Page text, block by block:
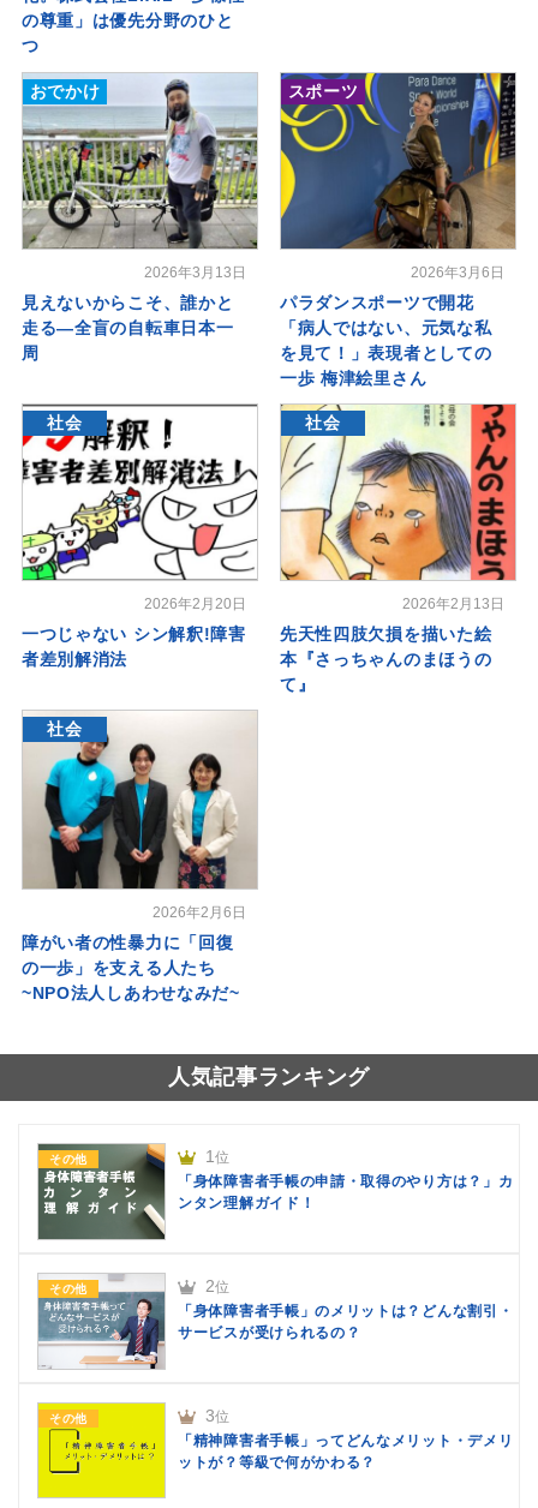
の尊重」は優先分野のひと
つ
おでかけ
2026年3月13日
見えないからこそ、誰かと
走る―全盲の自転車日本一
周
スポーツ
2026年3月6日
パラダンスポーツで開花
「病人ではない、元気な私
を見て！」表現者としての
一歩 梅津絵里さん
社会
2026年2月20日
一つじゃない シン解釈!障害
者差別解消法
社会
2026年2月13日
先天性四肢欠損を描いた絵
本『さっちゃんのまほうの
て』
社会
2026年2月6日
障がい者の性暴力に「回復
の一歩」を支える人たち
~NPO法人しあわせなみだ~
人気記事ランキング
その他 1 位
「身体障害者手帳の申請・取得のやり方は？」カ
ンタン理解ガイド！
その他 2位
「身体障害者手帳」のメリットは？どんな割引・
サービスが受けられるの？
その他 3位
「精神障害者手帳」ってどんなメリット・デメリ
ットが？等級で何がかわる？